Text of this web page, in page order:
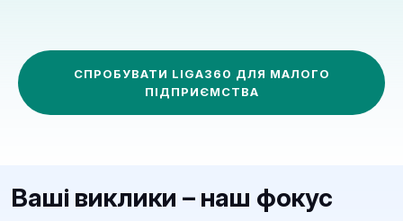
СПРОБУВАТИ LIGA360 ДЛЯ МАЛОГО
ПІДПРИЄМСТВА
Ваші виклики – наш фокус
Податкові ліміти, форми звітності й правила
змінюються щомісяця.
Навіть прозорі транзакції можуть заблокувати
рахунок.